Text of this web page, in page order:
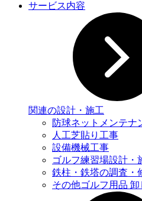
サービス内容
関連の設計・施工
防球ネットメンテナ
人工芝貼り工事
設備機械工事
ゴルフ練習場設計・
鉄柱・鉄塔の調査・
その他ゴルフ用品 卸